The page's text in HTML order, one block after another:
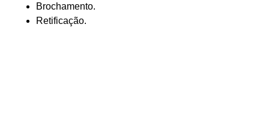
Brochamento.
Retificação.